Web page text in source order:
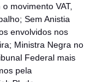
movimento VAT,
Sem Anistia
envolvidos nos
Ministra Negra no
Federal mais
pela